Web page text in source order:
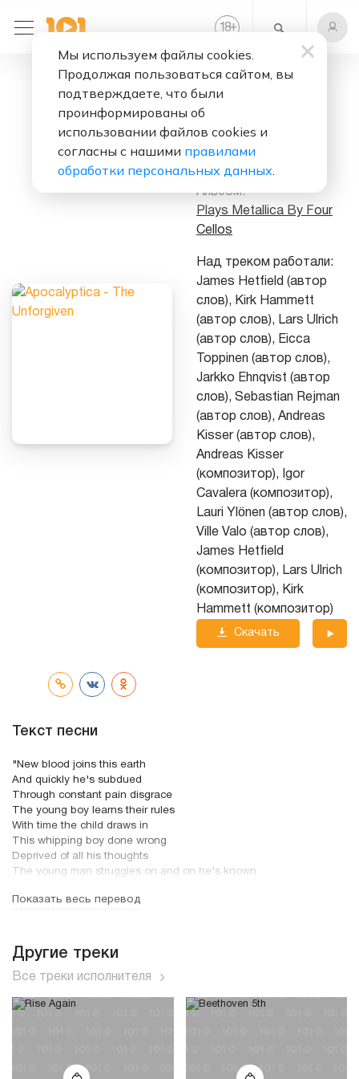
18+
The Unforgiven
Альбом:
Plays Metallica By Four
Cellos
Над треком работали:
James Hetfield (автор
слов), Kirk Hammett
(автор слов), Lars Ulrich
(автор слов), Eicca
Toppinen (автор слов),
Jarkko Ehnqvist (автор
слов), Sebastian Rejman
(автор слов), Andreas
Kisser (автор слов),
Andreas Kisser
(композитор), Igor
Cavalera (композитор),
Lauri Ylönen (автор слов),
Ville Valo (автор слов),
James Hetfield
(композитор), Lars Ulrich
(композитор), Kirk
Hammett (композитор)
Скачать
Текст песни
"New blood joins this earth
And quickly he's subdued
Through constant pain disgrace
The young boy learns their rules
With time the child draws in
This whipping boy done wrong
Deprived of all his thoughts
The young man struggles on and on he's known
That never from this day
What I've felt
What I've known
Never shined through in what I've shown
Never see
Never shined through in what I've shown
Показать весь перевод
Другие треки
Все треки исполнителя
Мы используем файлы cookies.
Продолжая пользоваться сайтом, вы
подтверждаете, что были
проинформированы об
использовании файлов cookies и
согласны с нашими правилами
обработки персональных данных.